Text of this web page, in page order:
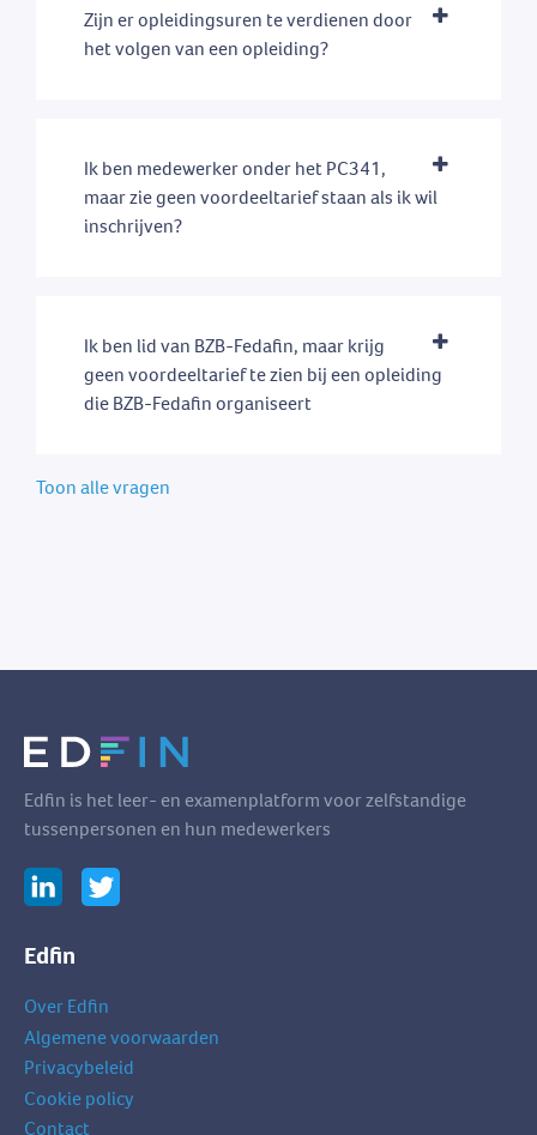
Zijn er opleidingsuren te verdienen door
het volgen van een opleiding?
Ik ben medewerker onder het PC341,
maar zie geen voordeeltarief staan als ik wil
inschrijven?
Ik ben lid van BZB-Fedafin, maar krijg
geen voordeeltarief te zien bij een opleiding
die BZB-Fedafin organiseert
Toon alle vragen
Edfin is het leer- en examenplatform voor zelfstandige
tussenpersonen en hun medewerkers
Edfin
Over Edfin
Algemene voorwaarden
Privacybeleid
Cookie policy
Contact